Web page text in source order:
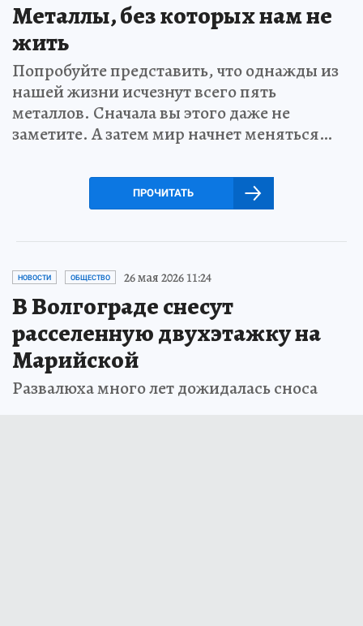
Металлы, без которых нам не
жить
Попробуйте представить, что однажды из
нашей жизни исчезнут всего пять
металлов. Сначала вы этого даже не
заметите. А затем мир начнет меняться…
ПРОЧИТАТЬ
НОВОСТИ ОБЩЕСТВО 26 мая 2026 11:24
В Волгограде снесут
расселенную двухэтажку на
Марийской
Развалюха много лет дожидалась сноса